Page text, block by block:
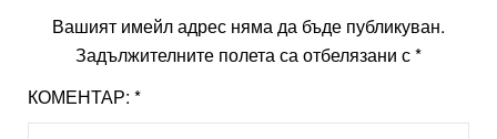
Вашият имейл адрес няма да бъде публикуван.
Задължителните полета са отбелязани с*
КОМЕНТАР: *